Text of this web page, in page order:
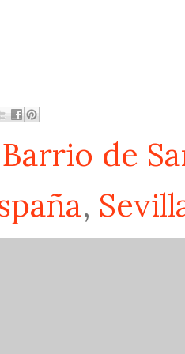
Barrio de
,